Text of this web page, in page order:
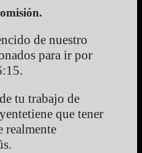
de nuestro
para ir por
tu trabajo de
que tener
realmente